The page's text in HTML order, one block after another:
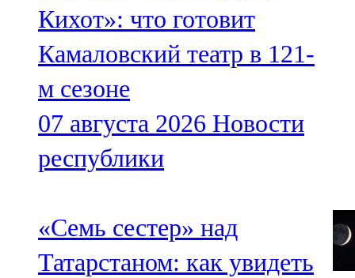
Кихот»: что готовит
Камаловский театр в 121-
м сезоне
07 августа 2026 Новости
республики
«Семь сестер» над
Татарстаном: как увидеть